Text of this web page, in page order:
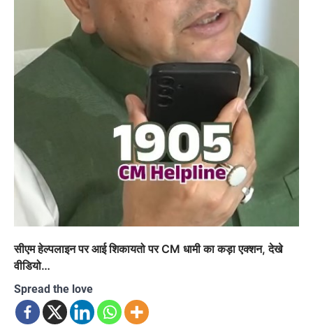
सीएम हेल्पलाइन पर आई शिकायतो पर CM धामी का कड़ा एक्शन, देखे
वीडियो…
Spread the love